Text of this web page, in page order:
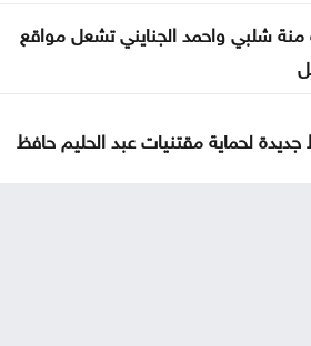
منة شلبي واحمد الجنايني تشعل مواقع
لحماية مقتنيات عبد الحليم حافظ